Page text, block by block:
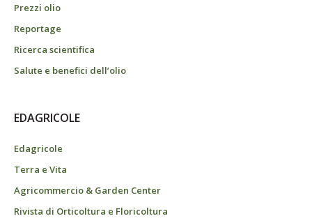
Prezzi olio
Reportage
Ricerca scientifica
Salute e benefici dell’olio
EDAGRICOLE
Edagricole
Terra e Vita
Agricommercio & Garden Center
Rivista di Orticoltura e Floricoltura